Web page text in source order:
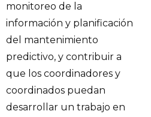
monitoreo de la
información y planificación
del mantenimiento
predictivo, y contribuir a
que los coordinadores y
coordinados puedan
desarrollar un trabajo en